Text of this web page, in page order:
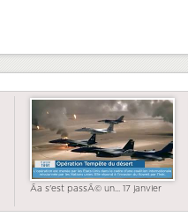
Ãa s'est passÃ© un... 17 janvier